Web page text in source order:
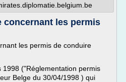
concernant les permis
les permis de conduire
1998 ("Réglementation permis
Belge du 30/04/1998 ) qui